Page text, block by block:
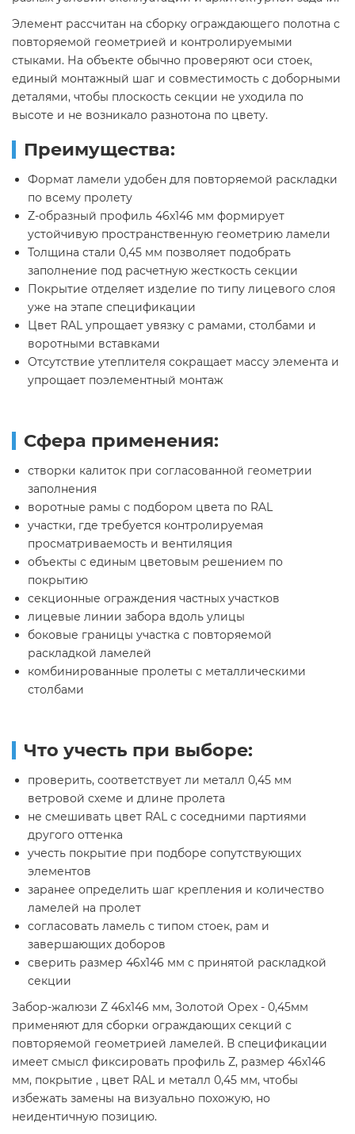
Элемент рассчитан на сборку ограждающего полотна с
повторяемой геометрией и контролируемыми
стыками. На объекте обычно проверяют оси стоек,
единый монтажный шаг и совместимость с доборными
деталями, чтобы плоскость секции не уходила по
высоте и не возникало разнотона по цвету.
Преимущества:
Формат ламели удобен для повторяемой раскладки
по всему пролету
Z-образный профиль 46х146 мм формирует
устойчивую пространственную геометрию ламели
Толщина стали 0,45 мм позволяет подобрать
заполнение под расчетную жесткость секции
Покрытие отделяет изделие по типу лицевого слоя
уже на этапе спецификации
Цвет RAL упрощает увязку с рамами, столбами и
воротными вставками
Отсутствие утеплителя сокращает массу элемента и
упрощает поэлементный монтаж
Сфера применения:
створки калиток при согласованной геометрии
заполнения
воротные рамы с подбором цвета по RAL
участки, где требуется контролируемая
просматриваемость и вентиляция
объекты с единым цветовым решением по
покрытию
секционные ограждения частных участков
лицевые линии забора вдоль улицы
боковые границы участка с повторяемой
раскладкой ламелей
комбинированные пролеты с металлическими
столбами
Что учесть при выборе:
проверить, соответствует ли металл 0,45 мм
ветровой схеме и длине пролета
не смешивать цвет RAL с соседними партиями
другого оттенка
учесть покрытие при подборе сопутствующих
элементов
заранее определить шаг крепления и количество
ламелей на пролет
согласовать ламель с типом стоек, рам и
завершающих доборов
сверить размер 46х146 мм с принятой раскладкой
секции
Забор-жалюзи Z 46х146 мм, Золотой Орех - 0,45мм
применяют для сборки ограждающих секций с
повторяемой геометрией ламелей. В спецификации
имеет смысл фиксировать профиль Z, размер 46х146
мм, покрытие , цвет RAL и металл 0,45 мм, чтобы
избежать замены на визуально похожую, но
неидентичную позицию.